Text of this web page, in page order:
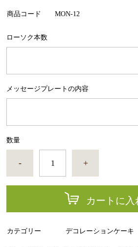
商品コード MON-12
ローソク本数
メッセージプレートの内容
数量
- +
カートに入
カテゴリー デコレーションケーキ